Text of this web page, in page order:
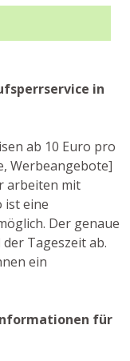
in
ab 10 Euro pro
Werbeangebote]
arbeiten mit
ist eine
Der genaue
Tageszeit ab.
ein
für